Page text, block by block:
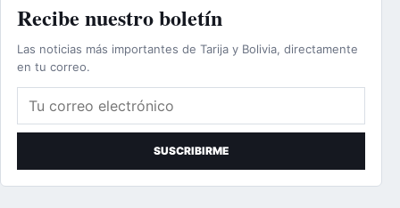
Recibe nuestro boletín
Las noticias más importantes de Tarija y Bolivia, directamente
en tu correo.
Correo electrónico
SUSCRIBIRME